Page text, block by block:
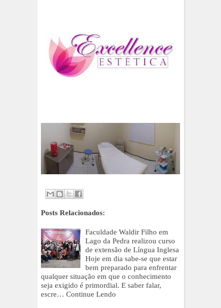
Posts Relacionados:
Faculdade Waldir Filho em
Lago da Pedra realizou curso
de extensão de Língua Inglesa
Hoje em dia sabe-se que estar
bem preparado para enfrentar
qualquer situação em que o conhecimento
seja exigido é primordial. E saber falar,
escre… Continue Lendo